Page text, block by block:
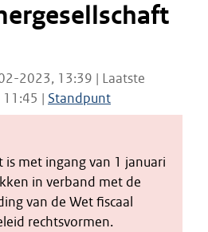
2023, 13:39 | Laatste
| Standpunt
is met ingang van 1 januari
in verband met de
van de Wet fiscaal
rechtsvormen.